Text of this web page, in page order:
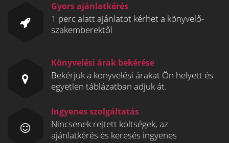
Gyors ajánlatkérés
1 perc alatt ajánlatot kérhet a könyvelő-
szakemberektől
Könyvelési árak bekérése
Bekérjük a könyvelési árakat Ön helyett és
egyetlen táblázatban adjuk át.
Ingyenes szolgáltatás
Nincsenek rejtett költségek, az
ajánlatkérés és keresés ingyenes